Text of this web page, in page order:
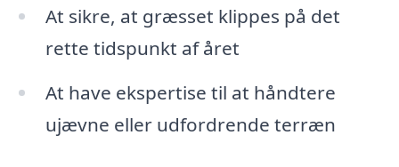
At sikre, at græsset klippes på det
rette tidspunkt af året
At have ekspertise til at håndtere
ujævne eller udfordrende terræn